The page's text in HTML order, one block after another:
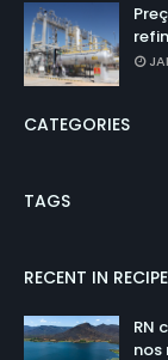
CATEGORIES
TAGS
RECENT IN
RN
nos